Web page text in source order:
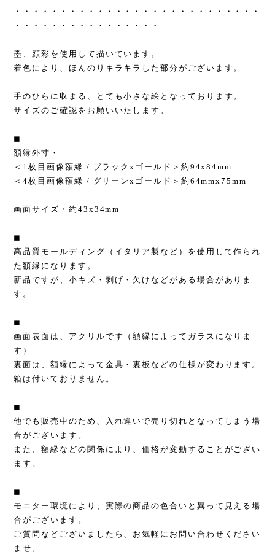
・・・・・・・・・・・・・・・・・・・・・・・・・・・
・・・・・・・・・・・・・・・・
墨、顔彩を使用して描いています。
着色により、ほんのりキラキラした部分がございます。
手のひらに収まる、とても小さな絵となっております。
サイズのご確認をお願いいたします。
◼︎
額縁外寸・
＜1枚目画像額縁 / ブラックxゴールド＞約94x84mm
＜4枚目画像額縁 / グリーンxゴールド＞約64mmx75mm
画面サイズ・約43x34mm
◼︎
高品質モールディング（イタリア製など）を使用して作られ
た額縁になります。
新品ですが、小キズ・剥げ・欠けなどがある場合がありま
す。
◼︎
画面表面は、アクリルです（額縁によってガラスになりま
す）
裏面は、額縁によって金具・裏板などの仕様が変わります。
箱は付いておりません。
◼︎
他でも販売中のため、入れ違いで売り切れとなってしまう場
合がございます。
また、額縁などの関係により、価格が変動することがござい
ます。
◼︎
モニター環境により、実際の商品の色合いと異って見える場
合がございます。
ご質問などございましたら、お気軽にお問い合わせください
ませ。